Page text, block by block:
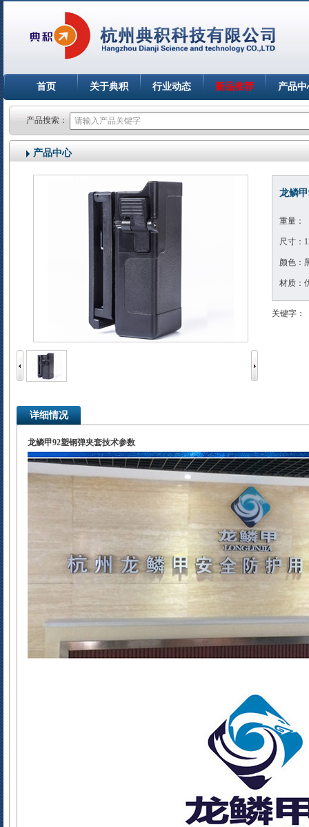
首页 关于典积 行业动态 新品推荐 产品中
产品搜索：
产品中心
龙鳞
重量：
尺寸：
颜色：
材质：
关键字：
详细情况
龙鳞甲92塑钢弹夹套技术参数